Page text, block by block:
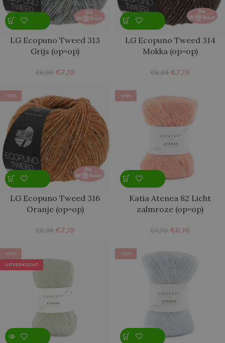
LG Ecopuno Tweed 313
Grijs (op=op)
€8,99 €7,19
LG Ecopuno Tweed 314
Mokka (op=op)
€8,99 €7,19
-20%
LG Ecopuno Tweed 316
Oranje (op=op)
€8,99 €7,19
-20%
Katia Atenea 82 Licht
zalmroze (op=op)
€7,70 €6,16
-20%
UITVERKOCHT
-20%